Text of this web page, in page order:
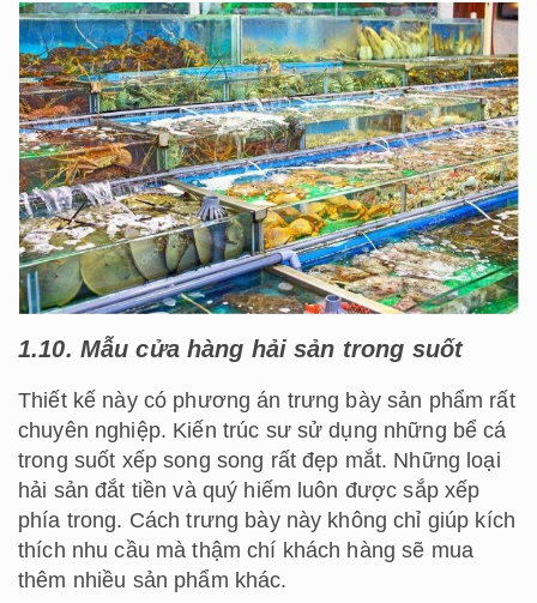
1.10. Mẫu cửa hàng hải sản trong suốt
Thiết kế này có phương án trưng bày sản phẩm rất
chuyên nghiệp. Kiến trúc sư sử dụng những bể cá
trong suốt xếp song song rất đẹp mắt. Những loại
hải sản đắt tiền và quý hiếm luôn được sắp xếp
phía trong. Cách trưng bày này không chỉ giúp kích
thích nhu cầu mà thậm chí khách hàng sẽ mua
thêm nhiều sản phẩm khác.